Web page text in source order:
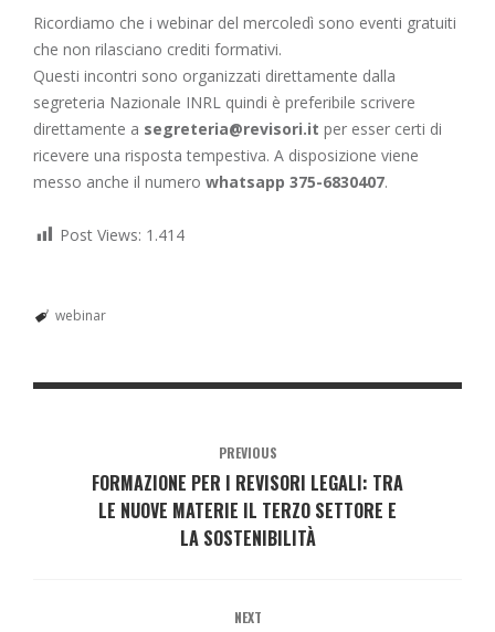
Ricordiamo che i webinar del mercoledì sono eventi gratuiti
che non rilasciano crediti formativi.
Questi incontri sono organizzati direttamente dalla
segreteria Nazionale INRL quindi è preferibile scrivere
direttamente a segreteria@revisori.it per esser certi di
ricevere una risposta tempestiva. A disposizione viene
messo anche il numero whatsapp 375-6830407.
Post Views: 1.414
webinar
PREVIOUS
FORMAZIONE PER I REVISORI LEGALI: TRA
LE NUOVE MATERIE IL TERZO SETTORE E
LA SOSTENIBILITÀ
NEXT